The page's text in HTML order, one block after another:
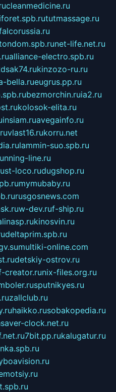
cleanmedicine.ru
tutmassage.ru
net-life.net.ru
alliance-electro.spb.ru
kinzozo-ru.ru
bella.rueugrus.pp.ru
bezmorchin.ruia2.ru
kolosok-elita.ru
insiam.ruavegainfo.ru
vlast16.rukorru.net
lammin-suo.spb.ru
line.ru
loco.rudugshop.ru
mymubaby.ru
rusgosnews.com
w-dev.ruf-ship.ru
kinosvin.ru
deltaprim.spb.ru
multiki-online.com
detskiy-ostrov.ru
creator.runix-files.org.ru
sputnikyes.ru
zallclub.ru
haikko.rusobakopedia.ru
clock.net.ru
7bit.pp.rukalugatur.ru